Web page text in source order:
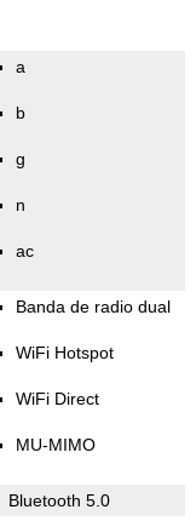
a
b
g
n
ac
Banda de radio dual
WiFi Hotspot
WiFi Direct
MU-MIMO
Bluetooth 5.0